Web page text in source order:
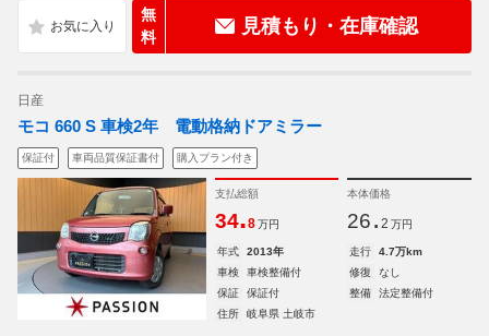
無
料
見積もり・在庫確認
日産
モコ 660 S 車検2年 電動格納ドアミラー
保証付 車両品質保証書付 購入プラン付き
支払総額
34.8 万円
本体価格
26. 2 万円
年式 2013年 走行
4.7万km
車検
車検整備付 修復
なし
保証
保証付 整備
法定整備付
住所
岐阜県 土岐市